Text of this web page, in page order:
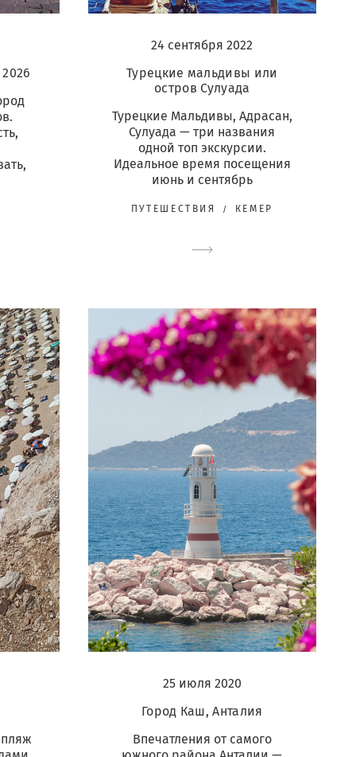
24 сентября 2022
Турецкие мальдивы или
остров Сулуада
Турецкие Мальдивы, Адрасан,
Сулуада — три названия
одной топ экскурсии.
Идеальное время посещения
июнь и сентябрь
ПУТЕШЕСТВИЯ КЕМЕР
25 июля 2020
Город Каш, Анталия
Впечатления от самого